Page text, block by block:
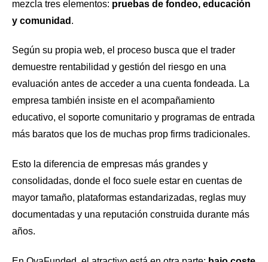
mezcla tres elementos: pruebas de fondeo, educación
y comunidad .
Según su propia web, el proceso busca que el trader
demuestre rentabilidad y gestión del riesgo en una
evaluación antes de acceder a una cuenta fondeada. La
empresa también insiste en el acompañamiento
educativo, el soporte comunitario y programas de entrada
más baratos que los de muchas prop firms tradicionales.
Esto la diferencia de empresas más grandes y
consolidadas, donde el foco suele estar en cuentas de
mayor tamaño, plataformas estandarizadas, reglas muy
documentadas y una reputación construida durante más
años.